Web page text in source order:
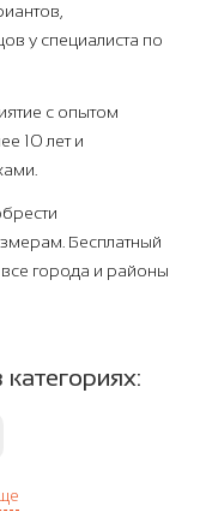
у специалиста по
с опытом
10 лет и
Бесплатный
города и районы